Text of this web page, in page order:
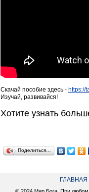
Скачай пособие здесь - https://
Изучай, развивайся!
Хотите узнать
Поделиться…
ГЛАВНАЯ